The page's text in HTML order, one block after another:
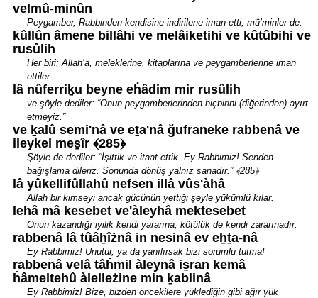
velmû-minûn
Peygamber, Rabbinden kendisine indirilene iman etti, mü’minler de.
kûllûn âmene billâhi ve melâiketihi ve kûtûbihi ve
rusûlih
Her biri; Allah’a, meleklerine, kitaplarına ve peygamberlerine iman
ettiler
lâ nûferriḵu beyne eḣâdim mir rusûlih
ve şöyle dediler: “Onun peygamberlerinden hiçbirini (diğerinden) ayırt
etmeyiz.”
ve ḵalû semi'nâ ve eṯa'nâ ğufraneke rabbenâ ve
ileykel mes̱îr ﴾285﴿
Şöyle de dediler: “İşittik ve itaat ettik. Ey Rabbimiz! Senden
bağışlama dileriz. Sonunda dönüş yalnız sanadır.” ﴾285﴿
lâ yûkellifûllahû nefsen illâ vûs'àhâ
Allah bir kimseyi ancak gücünün yettiği şeyle yükümlü kılar.
lehâ mâ kesebet ve'àleyhâ mektesebet
Onun kazandığı iyilik kendi yararına, kötülük de kendi zararınadır.
rabbenâ lâ tûâẖîżnâ in nesinâ ev eẖṯa-nâ
Ey Rabbimiz! Unutur, ya da yanılırsak bizi sorumlu tutma!
rabbenâ velâ tâḣmil àleynâ is̱ran kemâ
ḣâmeltehû àlelleżine min ḵablinâ
Ey Rabbimiz! Bize, bizden öncekilere yüklediğin gibi ağır yük